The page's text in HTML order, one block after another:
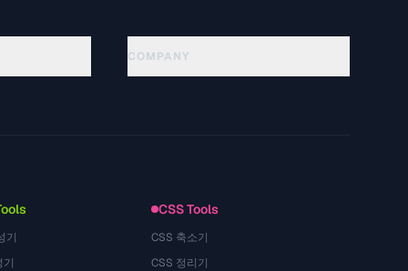
COMPANY
기
CSS Tools
CSS 축소기
CSS 정리기